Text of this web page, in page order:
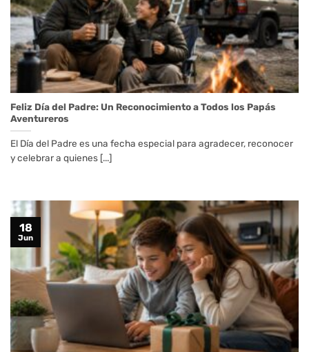
Feliz Día del Padre: Un Reconocimiento a Todos los Papás
Aventureros
El Día del Padre es una fecha especial para agradecer, reconocer
y celebrar a quienes [...]
18
Jun